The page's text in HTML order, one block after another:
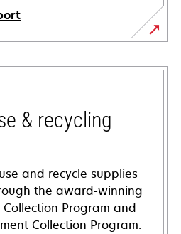
& recycling
and recycle supplies
the award-winning
Program and
Collection Program.